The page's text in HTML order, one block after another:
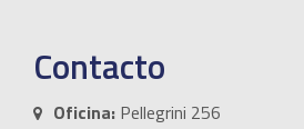
Contacto
Oficina: Pellegrini 256